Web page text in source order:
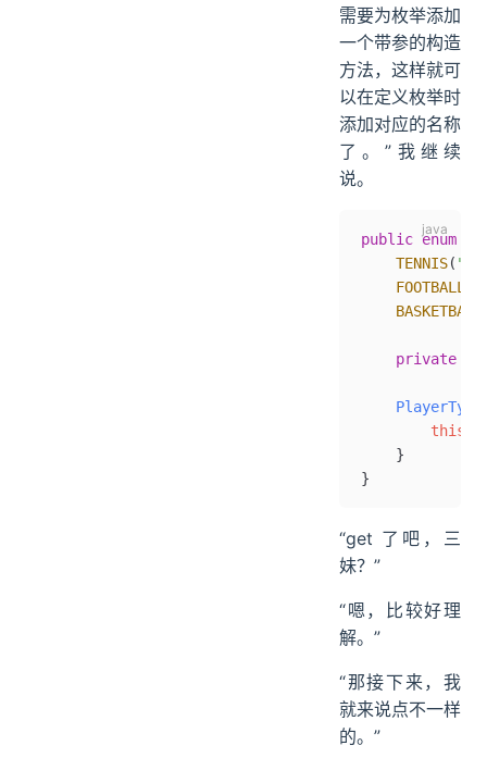
需要为枚举添加
一个带参的构造
方法，这样就可
以在定义枚举时
添加对应的名称
了。”我继续
说。
public enum
    TENNIS
( "网
    FOOTBALL
    BASKETBALL
    private
    PlayerType
        this
    }
}
“get 了吧，三
妹？”
“嗯，比较好理
解。”
“那接下来，我
就来说点不一样
的。”